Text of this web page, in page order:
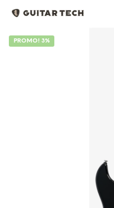
PROMO! 3%